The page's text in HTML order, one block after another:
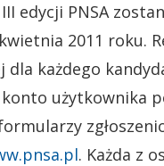
edycji PNSA
2011 roku.
dla każdego
użytkownika
. Każda z